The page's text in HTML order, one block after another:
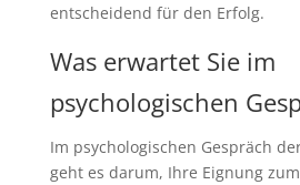
entscheidend für den Erfolg.
Was erwartet Sie im
psychologischen
Im psychologischen Gespräch
geht es darum, Ihre Eignung